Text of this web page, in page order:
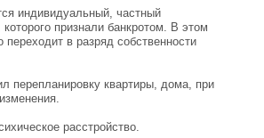
индивидуальный, частный
признали банкротом. В этом
в разряд собственности
перепланировку квартиры, дома, при
расстройство.